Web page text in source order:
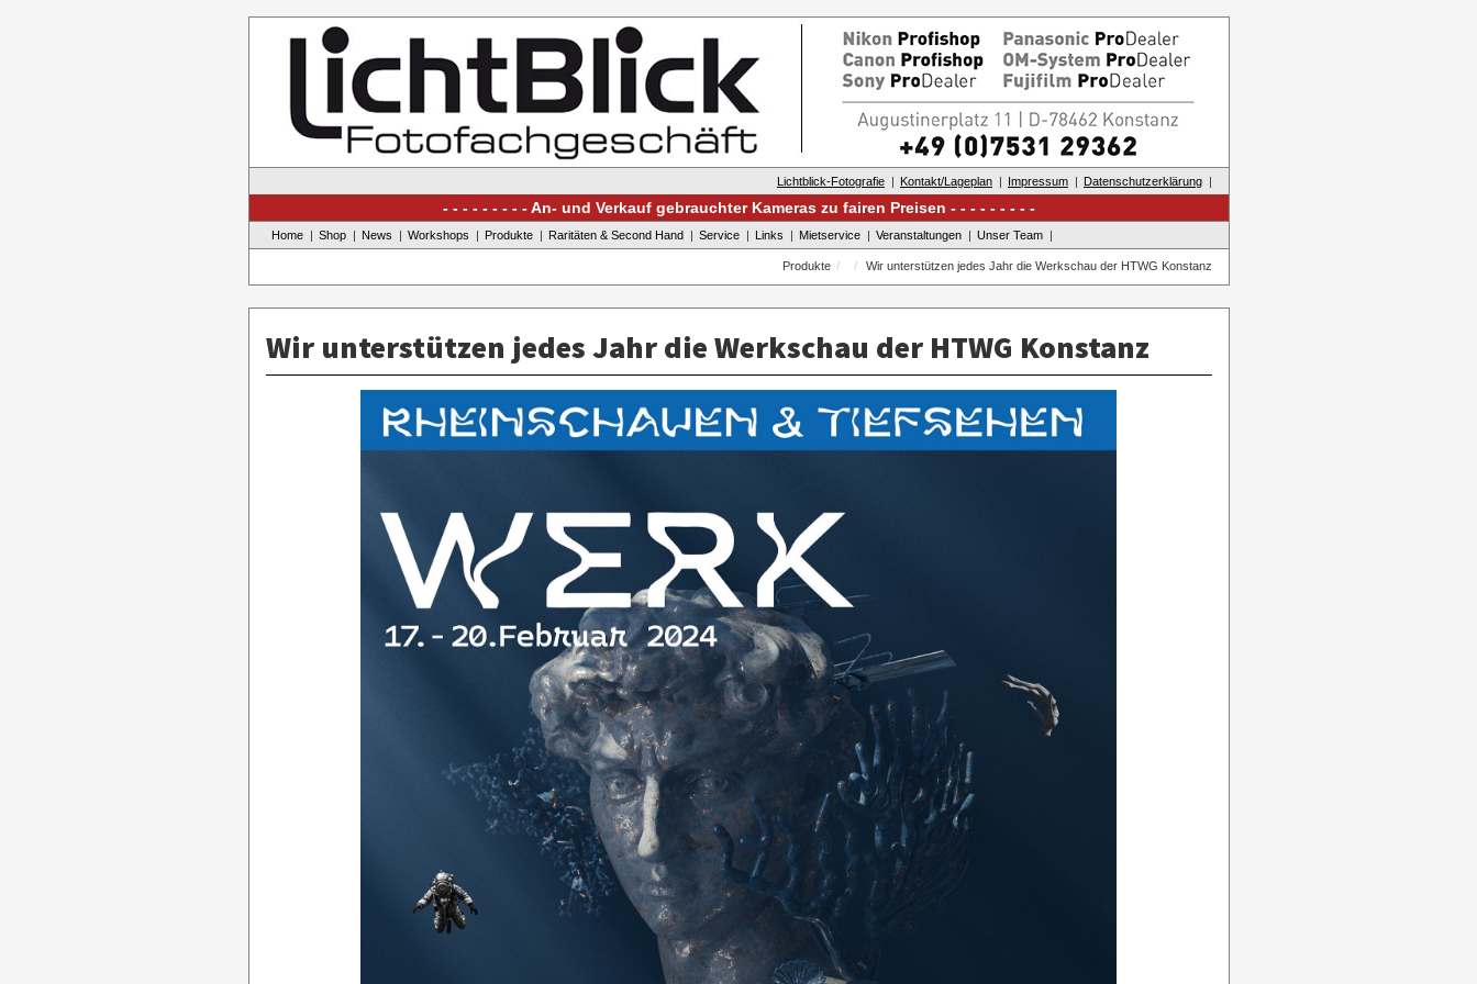
Lichtblick-Fotografie Kontakt/Lageplan Impressum Datenschutzerklärung
An- und Verkauf gebrauchter Kameras zu fairen Preisen
Home Shop News Workshops Produkte Raritäten & Second Hand Service Links Mietservice Veranstaltungen Unser Team
Produkte Wir unterstützen jedes Jahr die Werkschau der HTWG Konstanz
Wir unterstützen jedes Jahr die Werkschau der HTWG Konstanz